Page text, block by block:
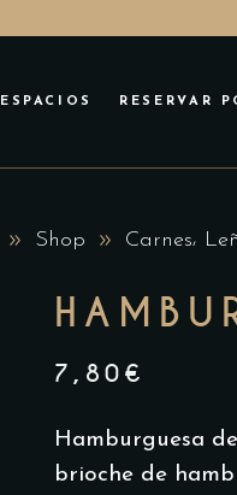
ESPACIOS RESERVAR
Shop Carnes,
7,80 €
Hamburguesa
brioche de